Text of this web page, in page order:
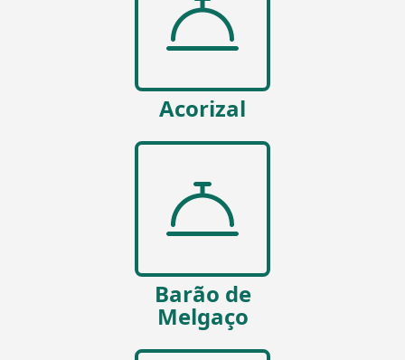
Acorizal
Barão de
Melgaço